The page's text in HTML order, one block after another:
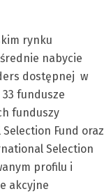
rynku
nabycie
dostępnej w
33 fundusze
funduszy
Fund oraz
Selection
profilu i
akcyjne